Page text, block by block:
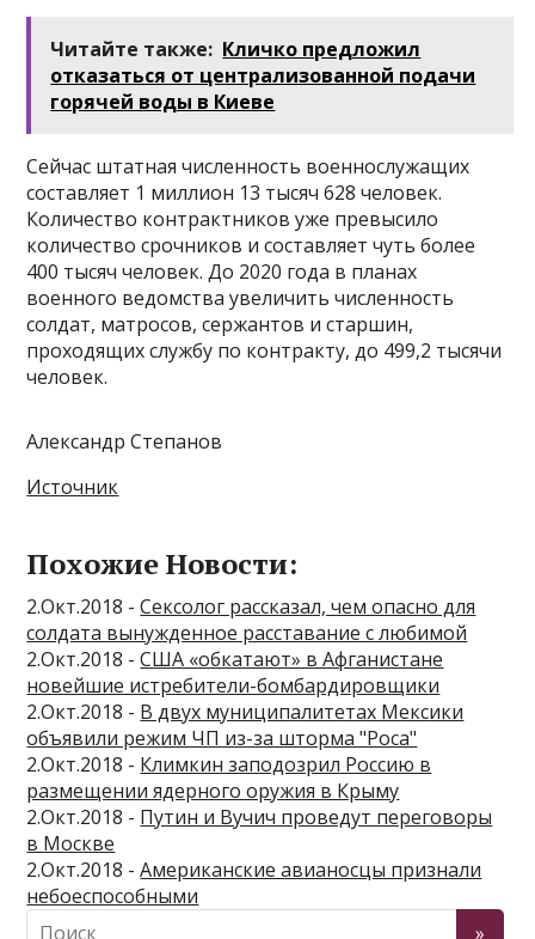
Читайте также: Кличко предложил
отказаться от централизованной подачи
горячей воды в Киеве
Сейчас штатная численность военнослужащих
составляет 1 миллион 13 тысяч 628 человек.
Количество контрактников уже превысило
количество срочников и составляет чуть более
400 тысяч человек. До 2020 года в планах
военного ведомства увеличить численность
солдат, матросов, сержантов и старшин,
проходящих службу по контракту, до 499,2 тысячи
человек.
Александр Степанов
Источник
Похожие Новости:
2.Окт.2018 -Сексолог рассказал, чем опасно для
солдата вынужденное расставание с любимой
2.Окт.2018 -США «обкатают» в Афганистане
новейшие истребители-бомбардировщики
2.Окт.2018 - В двух муниципалитетах Мексики
объявили режим ЧП из-за шторма "Роса"
2.Окт.2018 - Климкин заподозрил Россию в
размещении ядерного оружия в Крыму
2.Окт.2018 - Путин и Вучич проведут переговоры
в Москве
2.Окт.2018 -Американские авианосцы признали
небоеспособными